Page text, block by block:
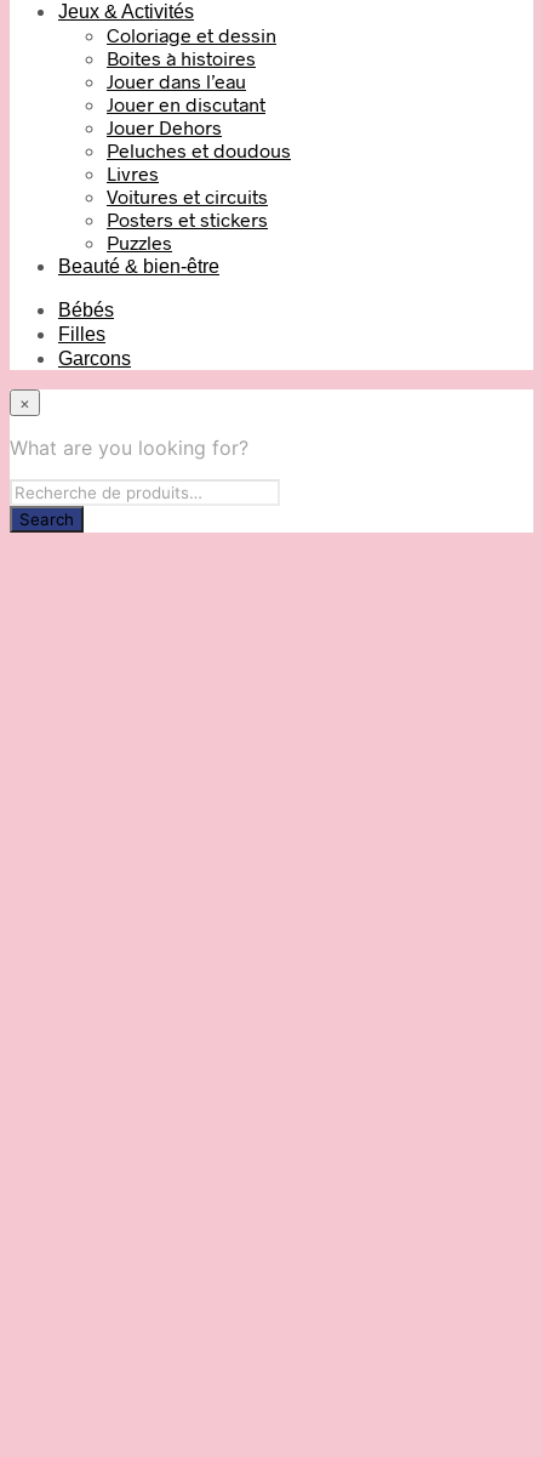
Jeux & Activités
Coloriage et dessin
Boites à histoires
Jouer dans l’eau
Jouer en discutant
Jouer Dehors
Peluches et doudous
Livres
Voitures et circuits
Posters et stickers
Puzzles
Beauté & bien-être
Bébés
Filles
Garcons
×
What are you looking for?